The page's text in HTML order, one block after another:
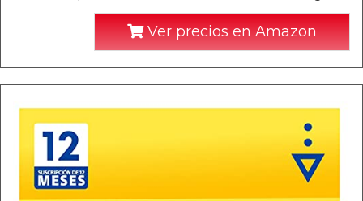
Ver precios en Amazon